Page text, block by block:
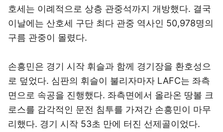
호세는 이례적으로 상층 관중석까지 개방했다. 결국
이날에는 산호세 구단 최다 관중 역사인 50,978명의
구름 관중이 몰렸다.
손흥민은 경기 시작 휘슬과 함께 경기장을 환호성으
로 덮었다. 심판의 휘슬이 불리자마자 LAFC는 좌측
면으로 속공을 진행했다. 좌측면에서 올라온 땅볼 크
로스를 감각적인 문전 침투를 가져간 손흥민이 마무
리했다. 경기 시작 53초 만에 터진 선제골이었다.